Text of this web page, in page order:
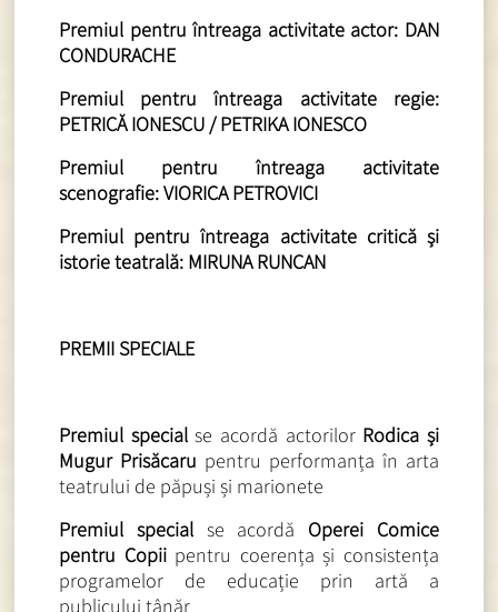
Premiul pentru întreaga activitate actor: DAN
CONDURACHE
Premiul pentru întreaga activitate regie:
PETRICĂ IONESCU / PETRIKA IONESCO
Premiul pentru întreaga activitate
scenografie: VIORICA PETROVICI
Premiul pentru întreaga activitate critică și
istorie teatrală: MIRUNA RUNCAN
PREMII SPECIALE
Premiul specialse acordă actorilorRodica și
Mugur Prisăcaru pentru performanța în arta
teatrului de păpuși și marionete
Premiul special se acordă Operei Comice
pentru Copii pentru coerența și consistența
programelor de educație prin artă a
publicului tânăr